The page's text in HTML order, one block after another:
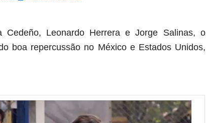
Cedeño, Leonardo Herrera e Jorge Salinas, o
boa repercussão no México e Estados Unidos,